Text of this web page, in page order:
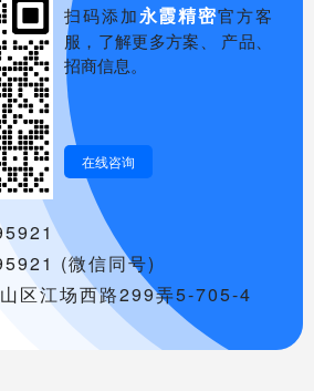
扫码添加永霞精密官方客
服，了解更多方案、 产品、
招商信息。
在线咨询
(微信同号)
区江场西路299弄5-705-4